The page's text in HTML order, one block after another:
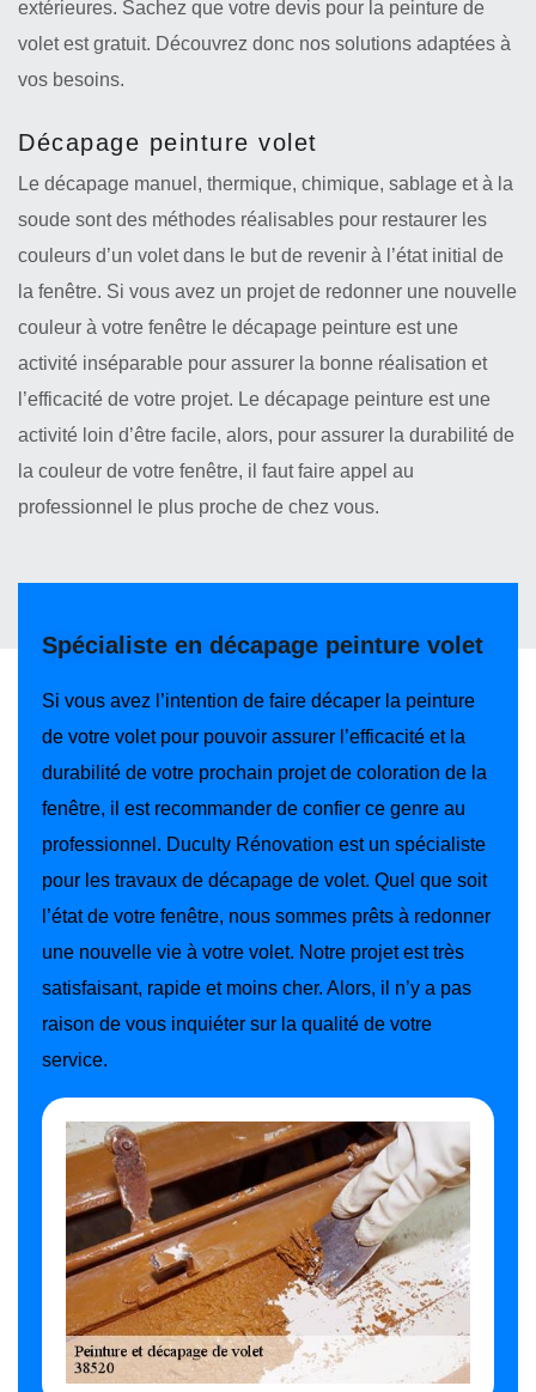
extérieures. Sachez que votre devis pour la peinture de
volet est gratuit. Découvrez donc nos solutions adaptées à
vos besoins.
Décapage peinture volet
Le décapage manuel, thermique, chimique, sablage et à la
soude sont des méthodes réalisables pour restaurer les
couleurs d’un volet dans le but de revenir à l’état initial de
la fenêtre. Si vous avez un projet de redonner une nouvelle
couleur à votre fenêtre le décapage peinture est une
activité inséparable pour assurer la bonne réalisation et
l’efficacité de votre projet. Le décapage peinture est une
activité loin d’être facile, alors, pour assurer la durabilité de
la couleur de votre fenêtre, il faut faire appel au
professionnel le plus proche de chez vous.
Spécialiste en décapage peinture volet
Si vous avez l’intention de faire décaper la peinture
de votre volet pour pouvoir assurer l’efficacité et la
durabilité de votre prochain projet de coloration de la
fenêtre, il est recommander de confier ce genre au
professionnel. Duculty Rénovation est un spécialiste
pour les travaux de décapage de volet. Quel que soit
l’état de votre fenêtre, nous sommes prêts à redonner
une nouvelle vie à votre volet. Notre projet est très
satisfaisant, rapide et moins cher. Alors, il n’y a pas
raison de vous inquiéter sur la qualité de votre
service.